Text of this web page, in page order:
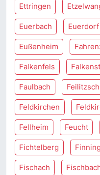
Ettringen
Euerbach Euerdorf
Eußenheim
Falkenfels
Faulbach Feilitzsch
Feldkirchen
Fellheim Feucht
Fichtelberg
Fischach